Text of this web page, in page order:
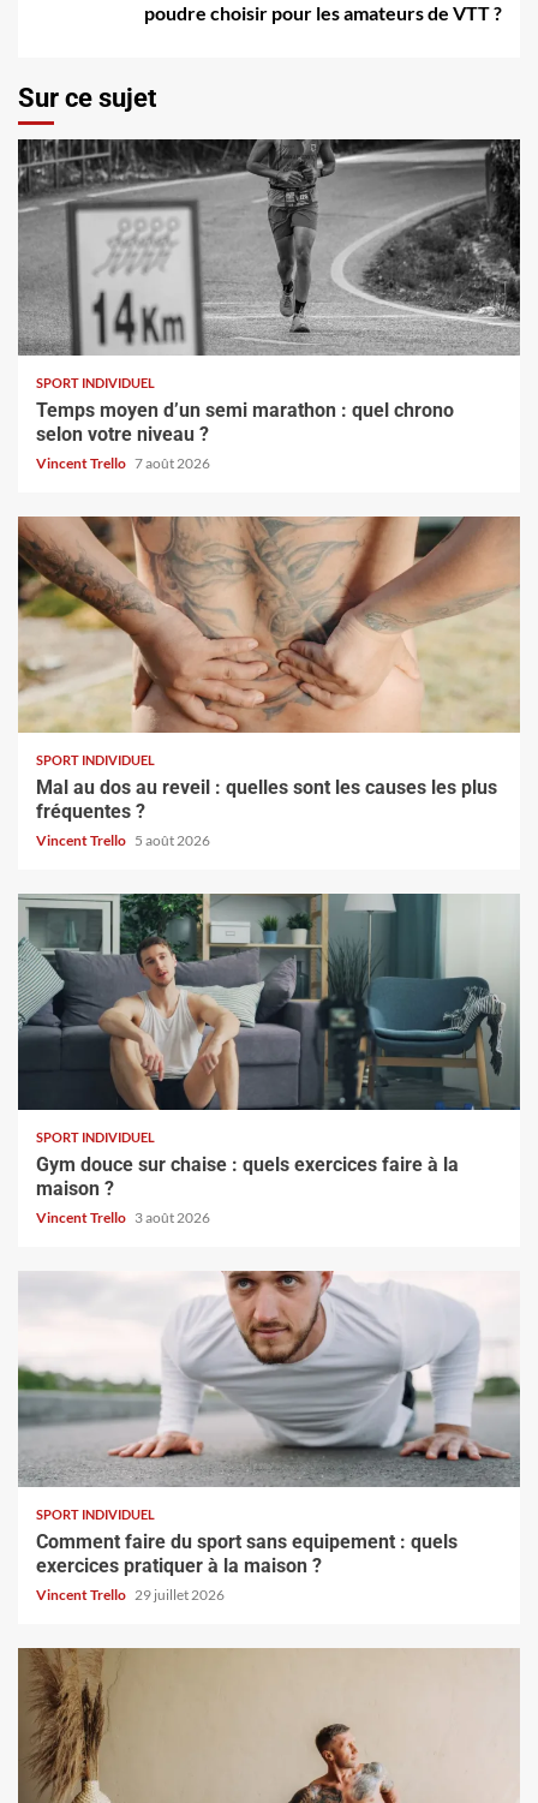
poudre choisir pour les amateurs de VTT ?
Sur ce sujet
SPORT INDIVIDUEL
Temps moyen d’un semi marathon : quel chrono
selon votre niveau ?
Vincent Trello 7 août 2026
SPORT INDIVIDUEL
Mal au dos au reveil : quelles sont les causes les plus
fréquentes ?
Vincent Trello 5 août 2026
SPORT INDIVIDUEL
Gym douce sur chaise : quels exercices faire à la
maison ?
Vincent Trello 3 août 2026
SPORT INDIVIDUEL
Comment faire du sport sans equipement : quels
exercices pratiquer à la maison ?
Vincent Trello 29 juillet 2026